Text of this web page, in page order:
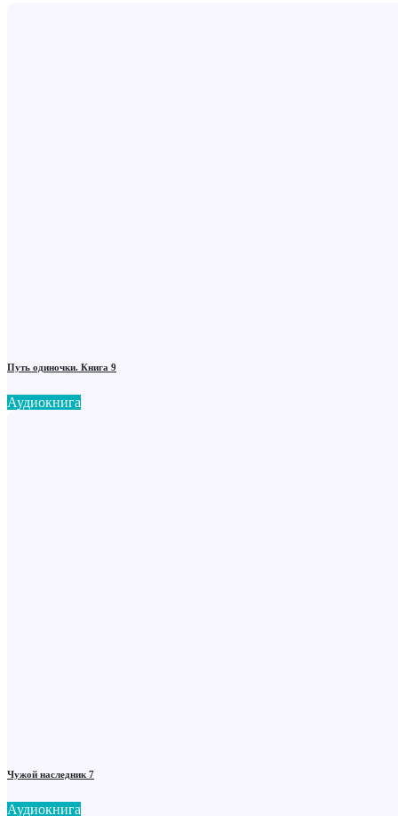
Путь одиночки. Книга 9
Аудиокнига
Чужой наследник 7
Аудиокнига